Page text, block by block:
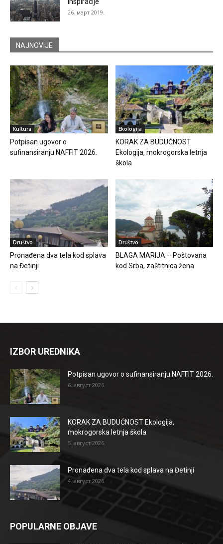
inspiracije
26. март 2019.
NAJNOVIJE
Kultura
Potpisan ugovor o
sufinansiranju NAFFIT 2026.
Ekologija
KORAK ZA BUDUĆNOST
Ekologija, mokrogorska letnja
škola
Društvo
Pronađena dva tela kod splava
na Đetinji
Društvo
BLAGA MARIJA – Poštovana
kod Srba, zaštitnica žena
IZBOR UREDNIKA
Potpisan ugovor o sufinansiranju NAFFIT 2026.
6. август 2026.
KORAK ZA BUDUĆNOST Ekologija,
mokrogorska letnja škola
5. август 2026.
Pronađena dva tela kod splava na Đetinji
4. август 2026.
POPULARNE OBJAVE